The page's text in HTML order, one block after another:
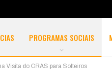
PROGRAMAS SOCIAIS
Visita do CRAS para Solteiros